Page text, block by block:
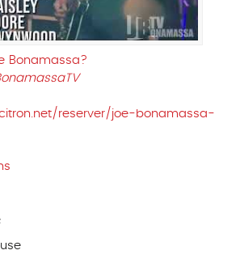
Bonamassa?
reserver/joe-bonamassa-